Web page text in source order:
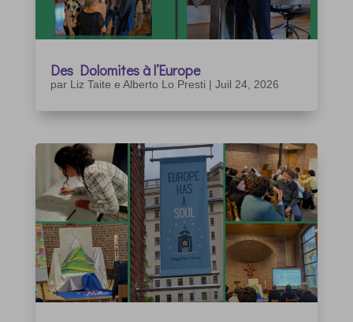
Des Dolomites à l’Europe
par Liz Taite e Alberto Lo Presti | Juil 24, 2026